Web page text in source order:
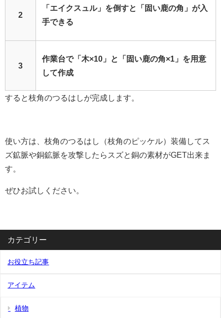
2
「エイクスュル」を倒すと「固い鹿の角」が入
手できる
3
作業台で「木×10」と「固い鹿の角×1」を用意
して作成
すると枝角のつるはしが完成します。
使い方は、枝角のつるはし（枝角のピッケル）装備してス
ズ鉱脈や銅鉱脈を攻撃したらスズと銅の素材がGET出来ま
す。
ぜひお試しください。
カテゴリー
お役立ち記事
アイテム
植物